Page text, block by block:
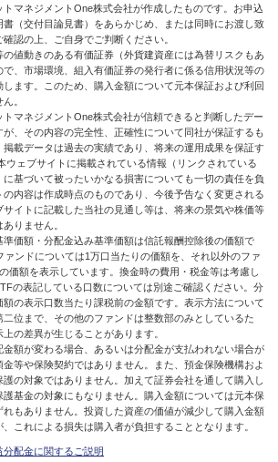
マネジメントOne株式会社が作成したものです。お申込
（交付目論見書）をあらかじめ、または同時にお渡し致
認の上、ご自身でご判断ください。
値動きのある有価証券（外貨建資産には為替リスクもあ
で、市場環境、組入有価証券の発行者に係る信用状況等の
ます。このため、購入金額について元本保証および利回
。
マネジメントOne株式会社が信頼できると判断したデー
、その内容の完全性、正確性について同社が保証するも
載データは過去の実績であり、将来の運用成果を保証す
ウェブサイトに掲載されている情報（リンクされている
基づいて被ったいかなる損害についても一切の責任を負
内容は作成時点のものであり、今後予告なく変更される
イトに記載した当社の見通し等は、将来の景気や株価等
りません。
価額・分配金込み基準価額は信託報酬控除後の価額で
ァンドについては1万口当たりの価額を、それ以外のファ
価額を表示しています。換金時の費用・税金等は考慮し
の表記している口数については別途ご確認ください。分
の表示口数当たり課税前の金額です。表示方法について
位まで、その他のファンドは整数部のみとしているた
の差異が生じることがあります。
額が変わる場合、あるいは分配金が支払われない場合が
等や保険契約ではありません。また、預金保険機構およ
の対象ではありません。加えて証券会社を通して購入し
基金の対象にもなりません。購入金額については元本保
もありません。投資した資産の価値が減少して購入金額
これによる損失は購入者が負担することとなります。
配金に関するご説明